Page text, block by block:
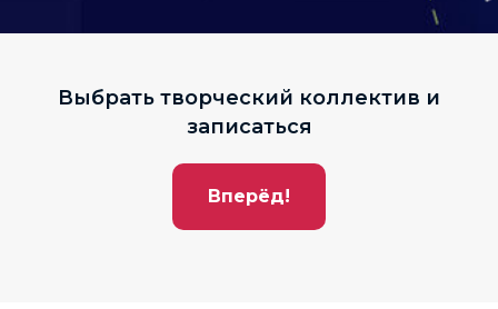
Выбрать творческий коллектив и
записаться
Вперёд!